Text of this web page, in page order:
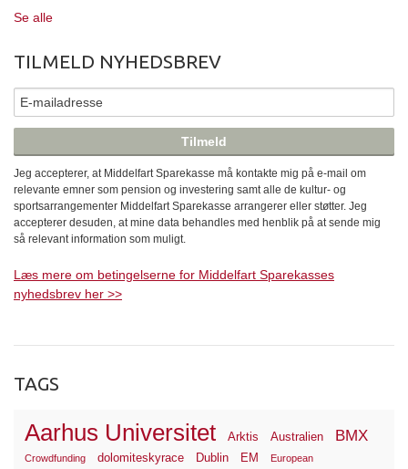
Se alle
TILMELD NYHEDSBREV
Jeg accepterer, at Middelfart Sparekasse må kontakte mig på e-mail om
relevante emner som pension og investering samt alle de kultur- og
sportsarrangementer Middelfart Sparekasse arrangerer eller støtter. Jeg
accepterer desuden, at mine data behandles med henblik på at sende mig
så relevant information som muligt.
Læs mere om betingelserne for Middelfart Sparekasses
nyhedsbrev her >>
TAGS
Aarhus Universitet Arktis Australien BMX
Crowdfunding dolomiteskyrace Dublin EM
European